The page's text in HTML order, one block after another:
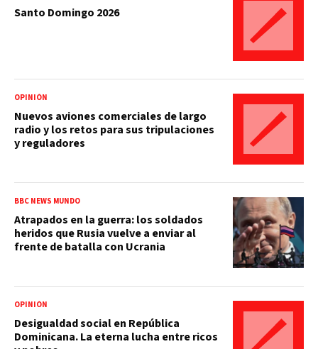
Santo Domingo 2026
OPINIÓN
Nuevos aviones comerciales de largo
radio y los retos para sus tripulaciones
y reguladores
BBC NEWS MUNDO
Atrapados en la guerra: los soldados
heridos que Rusia vuelve a enviar al
frente de batalla con Ucrania
OPINIÓN
Desigualdad social en República
Dominicana. La eterna lucha entre ricos